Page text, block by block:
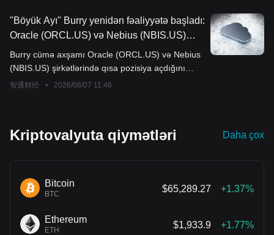
"Böyük Ayı" Burry yenidən fəaliyyətə başladı:
Oracle (ORCL.US) və Nebius (NBIS.US)
şirkətlərinə qarşı şort mövqeyi açdı,
texnologiya və bulud sənayesində
balansdan kənar leveraj risklərinə diqqət
Burry cümə axşamı Oracle (ORCL.US) və Nebius
(NBIS.US) şirkətlərində qısa pozisiya açdığını
açıqladı.
智通财经 • 2026/08/07 11:46
Kriptovalyuta qiymətləri Daha çox
Bitcoin
BTC
$65,289.27 +1.37%
Ethereum
ETH
$1,933.9 +1.77%